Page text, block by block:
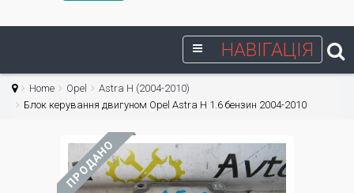
НАВІГАЦІЯ
Home Opel
Astra H (2004-2010)
Блок керування двигуном Opel Astra H 1.6 бензин 2004-2010
ПРОДАНО